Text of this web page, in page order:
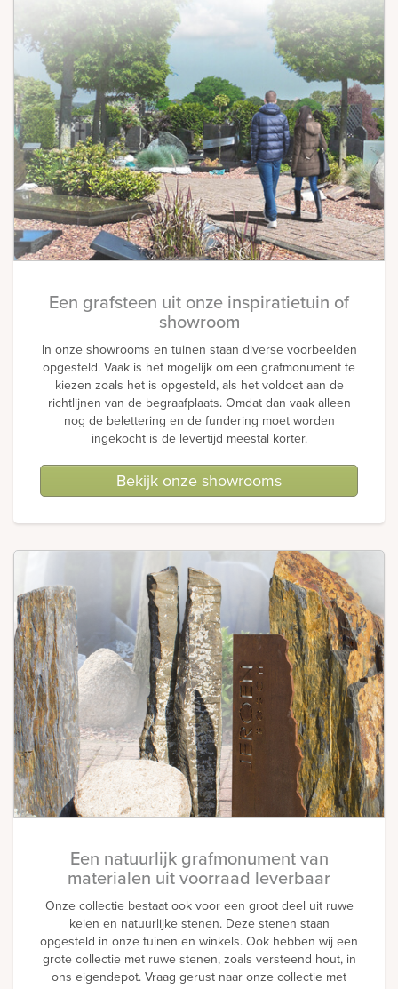
Een grafsteen uit onze inspiratietuin of
showroom
In onze showrooms en tuinen staan diverse voorbeelden
opgesteld. Vaak is het mogelijk om een grafmonument te
kiezen zoals het is opgesteld, als het voldoet aan de
richtlijnen van de begraafplaats. Omdat dan vaak alleen
nog de belettering en de fundering moet worden
ingekocht is de levertijd meestal korter.
Bekijk onze showrooms
Een natuurlijk grafmonument van
materialen uit voorraad leverbaar
Onze collectie bestaat ook voor een groot deel uit ruwe
keien en natuurlijke stenen. Deze stenen staan
opgesteld in onze tuinen en winkels. Ook hebben wij een
grote collectie met ruwe stenen, zoals versteend hout, in
ons eigendepot. Vraag gerust naar onze collectie met